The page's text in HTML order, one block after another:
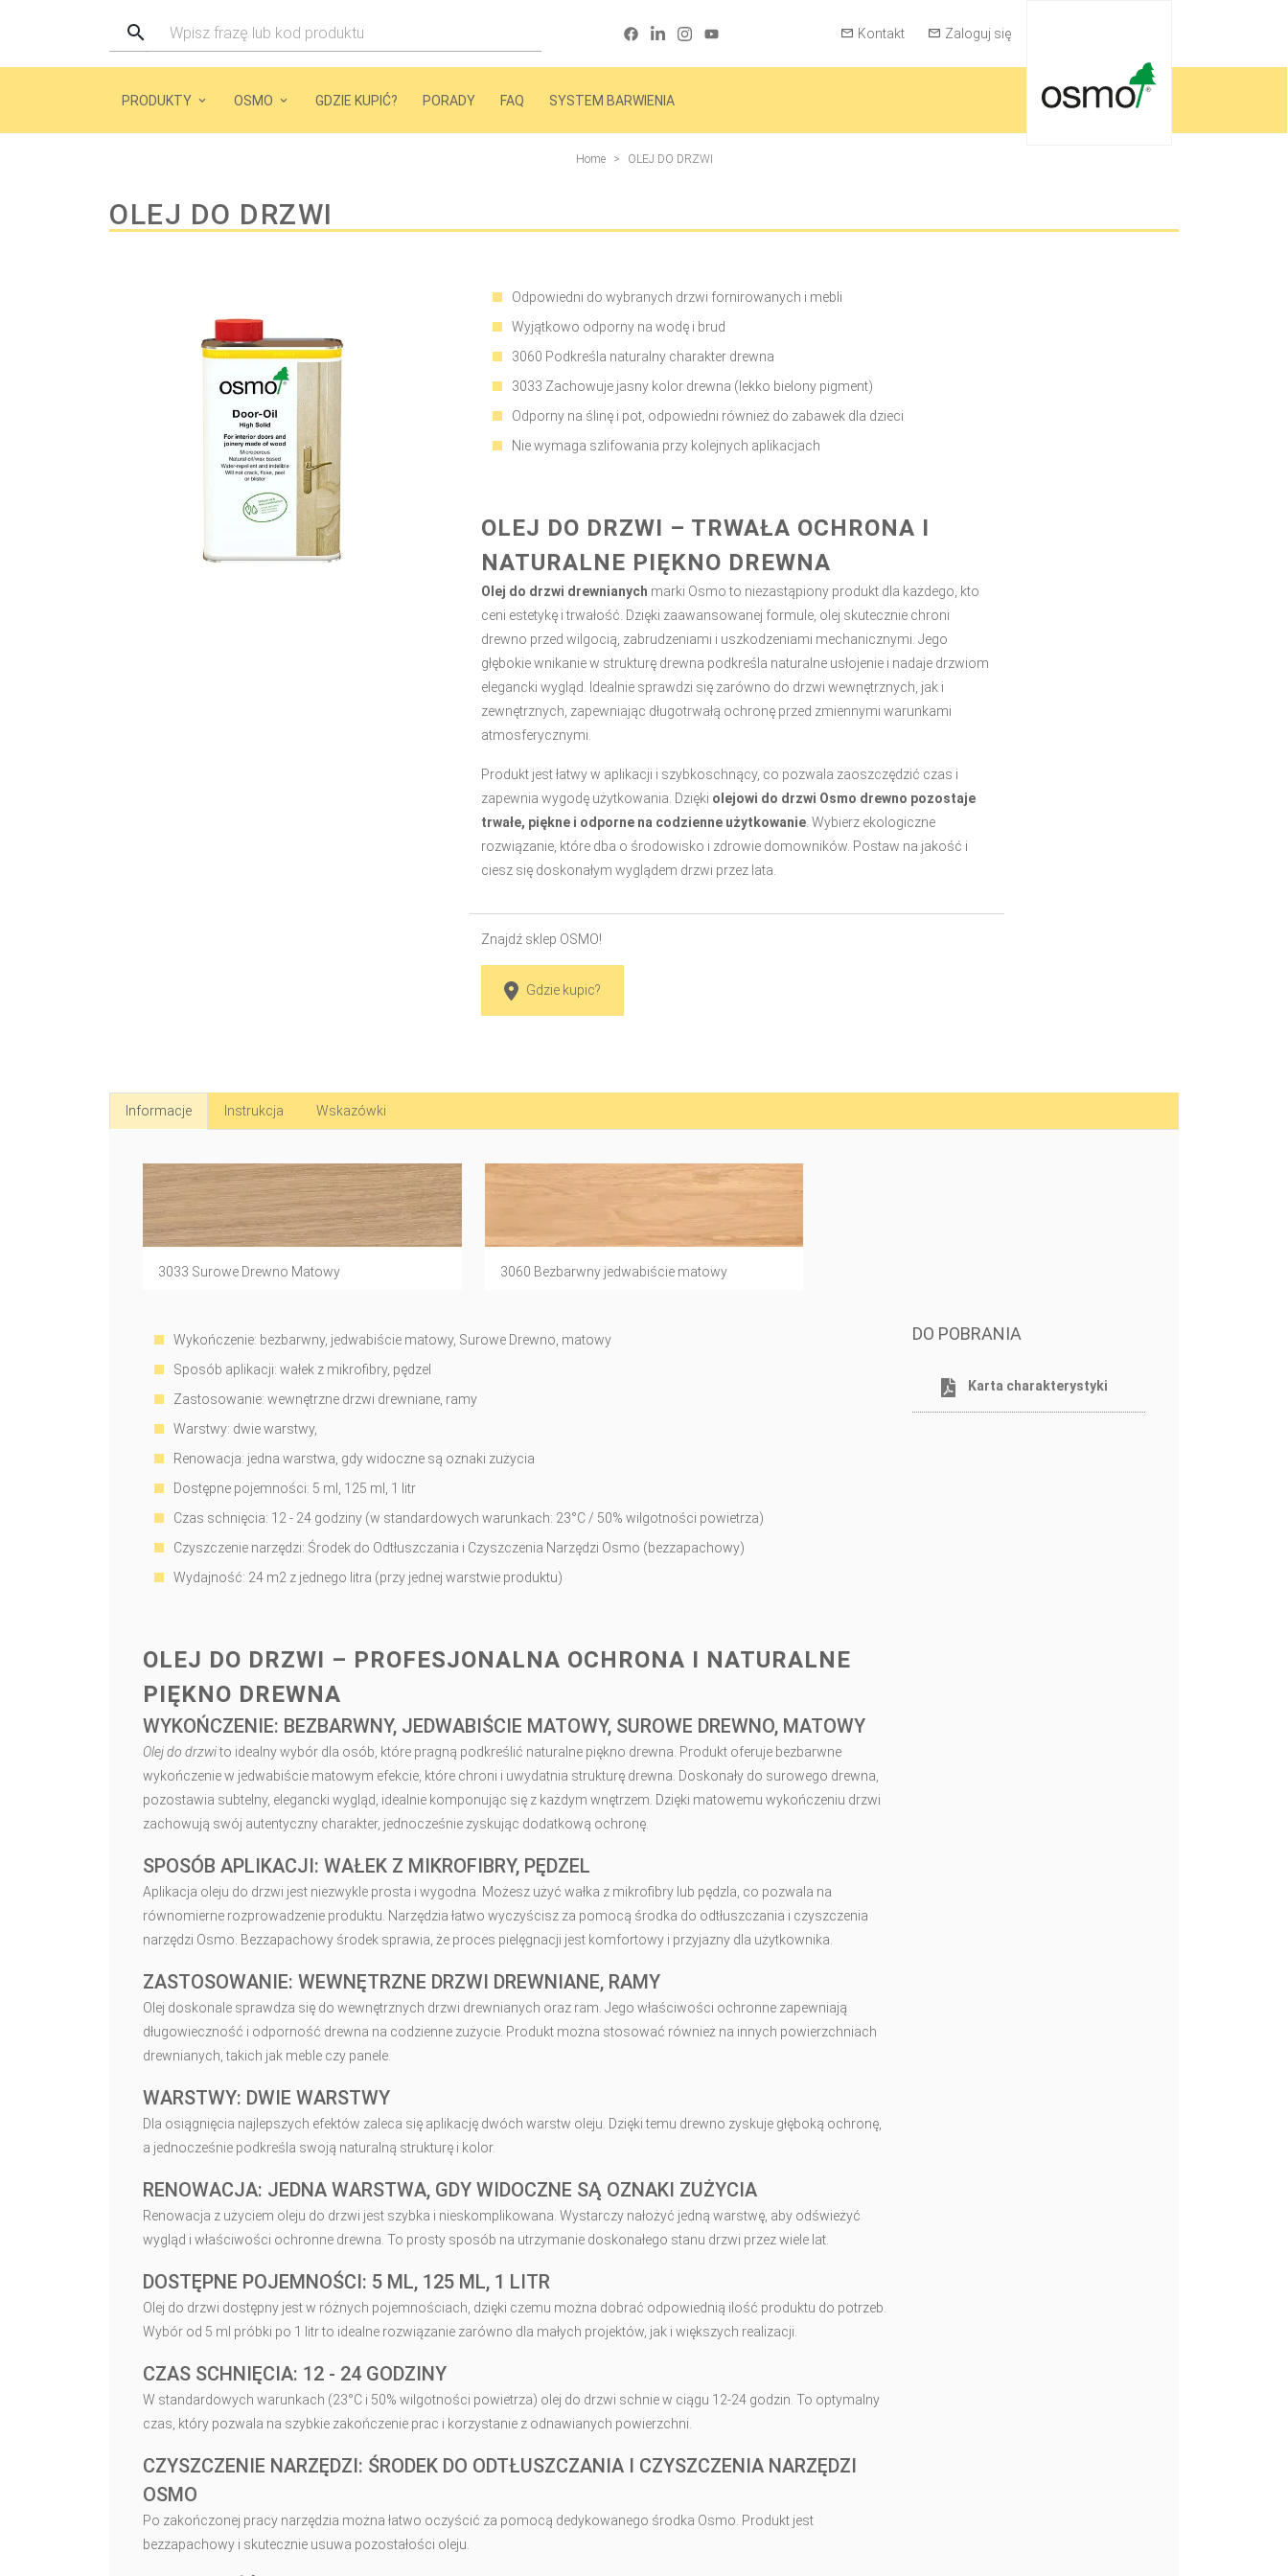
Kontakt Zaloguj się
PRODUKTY OSMO GDZIE KUPIĆ? PORADY FAQ SYSTEM BARWIENIA
Home OLEJ DO DRZWI
OLEJ DO DRZWI
Odpowiedni do wybranych drzwi fornirowanych i mebli
Wyjątkowo odporny na wodę i brud
3060 Podkreśla naturalny charakter drewna
3033 Zachowuje jasny kolor drewna (lekko bielony pigment)
Odporny na ślinę i pot, odpowiedni również do zabawek dla dzieci
Nie wymaga szlifowania przy kolejnych aplikacjach
OLEJ DO DRZWI – TRWAŁA OCHRONA I
NATURALNE PIĘKNO DREWNA
Olej do drzwi drewnianych marki Osmo to niezastąpiony produkt dla każdego, kto
ceni estetykę i trwałość. Dzięki zaawansowanej formule, olej skutecznie chroni
drewno przed wilgocią, zabrudzeniami i uszkodzeniami mechanicznymi. Jego
głębokie wnikanie w strukturę drewna podkreśla naturalne usłojenie i nadaje drzwiom
elegancki wygląd. Idealnie sprawdzi się zarówno do drzwi wewnętrznych, jak i
zewnętrznych, zapewniając długotrwałą ochronę przed zmiennymi warunkami
atmosferycznymi.
Produkt jest łatwy w aplikacji i szybkoschnący, co pozwala zaoszczędzić czas i
zapewnia wygodę użytkowania. Dzięki olejowi do drzwi Osmo drewno pozostaje
trwałe, piękne i odporne na codzienne użytkowanie. Wybierz ekologiczne
rozwiązanie, które dba o środowisko i zdrowie domowników. Postaw na jakość i
ciesz się doskonałym wyglądem drzwi przez lata.
Znajdź sklep OSMO!
Gdzie kupic?
Informacje Instrukcja Wskazówki
3033 Surowe Drewno Matowy 3060 Bezbarwny jedwabiście matowy
Wykończenie: bezbarwny, jedwabiście matowy, Surowe Drewno, matowy
Sposób aplikacji: wałek z mikrofibry, pędzel
Zastosowanie: wewnętrzne drzwi drewniane, ramy
Warstwy: dwie warstwy,
Renowacja: jedna warstwa, gdy widoczne są oznaki zużycia
Dostępne pojemności: 5 ml, 125 ml, 1 litr
Czas schnięcia: 12 - 24 godziny (w standardowych warunkach: 23°C / 50% wilgotności powietrza)
Czyszczenie narzędzi: Środek do Odtłuszczania i Czyszczenia Narzędzi Osmo (bezzapachowy)
Wydajność: 24 m2 z jednego litra (przy jednej warstwie produktu)
OLEJ DO DRZWI – PROFESJONALNA OCHRONA I NATURALNE
PIĘKNO DREWNA
WYKOŃCZENIE: BEZBARWNY, JEDWABIŚCIE MATOWY, SUROWE DREWNO, MATOWY
Olej do drzwito idealny wybór dla osób, które pragną podkreślić naturalne piękno drewna. Produkt oferuje bezbarwne
wykończenie w jedwabiście matowym efekcie, które chroni i uwydatnia strukturę drewna. Doskonały do surowego drewna,
pozostawia subtelny, elegancki wygląd, idealnie komponując się z każdym wnętrzem. Dzięki matowemu wykończeniu drzwi
zachowują swój autentyczny charakter, jednocześnie zyskując dodatkową ochronę.
SPOSÓB APLIKACJI: WAŁEK Z MIKROFIBRY, PĘDZEL
Aplikacja oleju do drzwi jest niezwykle prosta i wygodna. Możesz użyć wałka z mikrofibry lub pędzla, co pozwala na
równomierne rozprowadzenie produktu. Narzędzia łatwo wyczyścisz za pomocą środka do odtłuszczania i czyszczenia
narzędzi Osmo. Bezzapachowy środek sprawia, że proces pielęgnacji jest komfortowy i przyjazny dla użytkownika.
ZASTOSOWANIE: WEWNĘTRZNE DRZWI DREWNIANE, RAMY
Olej doskonale sprawdza się do wewnętrznych drzwi drewnianych oraz ram. Jego właściwości ochronne zapewniają
długowieczność i odporność drewna na codzienne zużycie. Produkt można stosować również na innych powierzchniach
drewnianych, takich jak meble czy panele.
WARSTWY: DWIE WARSTWY
Dla osiągnięcia najlepszych efektów zaleca się aplikację dwóch warstw oleju. Dzięki temu drewno zyskuje głęboką ochronę,
a jednocześnie podkreśla swoją naturalną strukturę i kolor.
RENOWACJA: JEDNA WARSTWA, GDY WIDOCZNE SĄ OZNAKI ZUŻYCIA
Renowacja z użyciem oleju do drzwi jest szybka i nieskomplikowana. Wystarczy nałożyć jedną warstwę, aby odświeżyć
wygląd i właściwości ochronne drewna. To prosty sposób na utrzymanie doskonałego stanu drzwi przez wiele lat.
DOSTĘPNE POJEMNOŚCI: 5 ML, 125 ML, 1 LITR
Olej do drzwi dostępny jest w różnych pojemnościach, dzięki czemu można dobrać odpowiednią ilość produktu do potrzeb.
Wybór od 5 ml próbki po 1 litr to idealne rozwiązanie zarówno dla małych projektów, jak i większych realizacji.
CZAS SCHNIĘCIA: 12 - 24 GODZINY
W standardowych warunkach (23°C i 50% wilgotności powietrza) olej do drzwi schnie w ciągu 12-24 godzin. To optymalny
czas, który pozwala na szybkie zakończenie prac i korzystanie z odnawianych powierzchni.
CZYSZCZENIE NARZĘDZI: ŚRODEK DO ODTŁUSZCZANIA I CZYSZCZENIA NARZĘDZI
OSMO
Po zakończonej pracy narzędzia można łatwo oczyścić za pomocą dedykowanego środka Osmo. Produkt jest
bezzapachowy i skutecznie usuwa pozostałości oleju.
DO POBRANIA
Karta charakterystyki